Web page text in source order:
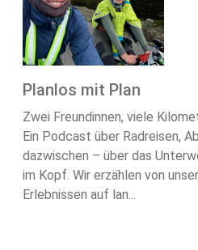
Planlos mit Plan
Zwei Freundinnen, viele
Ein Podcast über Radreisen,
dazwischen – über das
im Kopf. Wir erzählen von
Erlebnissen auf lan...